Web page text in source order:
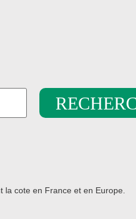
cote en France et en Europe.